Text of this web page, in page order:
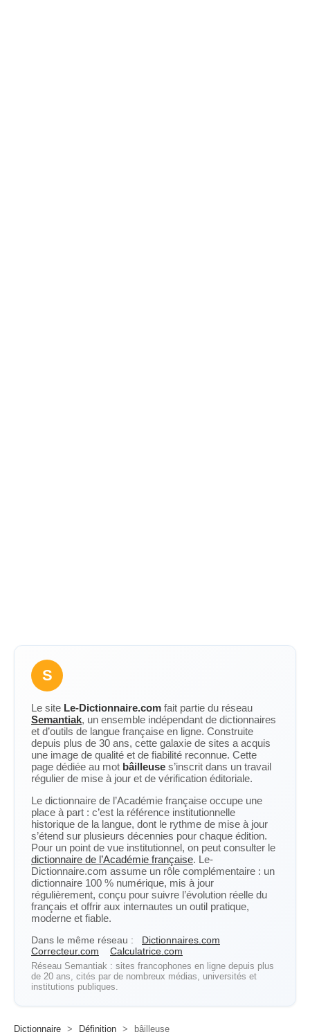
S
Le site Le-Dictionnaire.com fait partie du réseau
Semantiak, un ensemble indépendant de dictionnaires
et d’outils de langue française en ligne. Construite
depuis plus de 30 ans, cette galaxie de sites a acquis
une image de qualité et de fiabilité reconnue. Cette
page dédiée au mot bâilleuse s’inscrit dans un travail
régulier de mise à jour et de vérification éditoriale.
Le dictionnaire de l’Académie française occupe une
place à part : c’est la référence institutionnelle
historique de la langue, dont le rythme de mise à jour
s’étend sur plusieurs décennies pour chaque édition.
Pour un point de vue institutionnel, on peut consulter le
dictionnaire de l’Académie française. Le-
Dictionnaire.com assume un rôle complémentaire : un
dictionnaire 100 % numérique, mis à jour
régulièrement, conçu pour suivre l’évolution réelle du
français et offrir aux internautes un outil pratique,
moderne et fiable.
Dans le même réseau :
Dictionnaires.com
Correcteur.com
Calculatrice.com
Réseau Semantiak : sites francophones en ligne depuis plus
de 20 ans, cités par de nombreux médias, universités et
institutions publiques.
Dictionnaire > Définition > bâilleuse